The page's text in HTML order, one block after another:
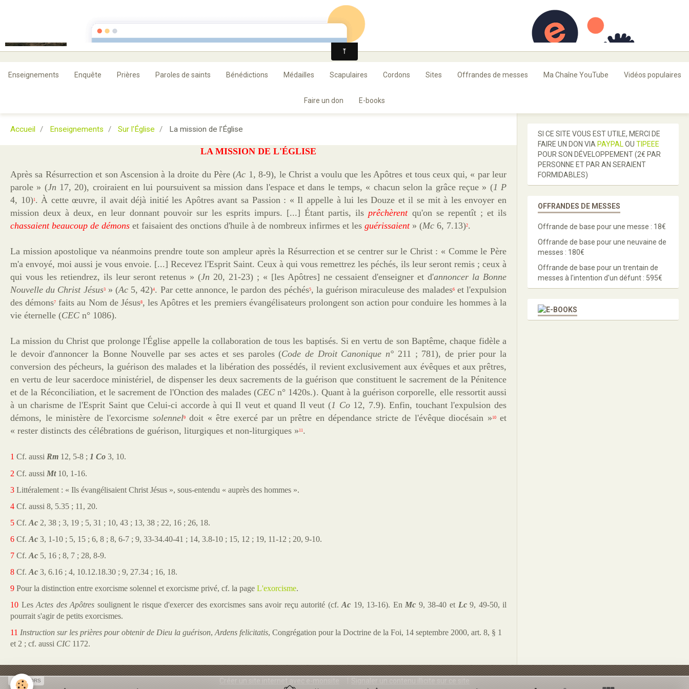
Guérison et Délivrance
rien n'est impossible à dieu
Enseignements Enquête Prières Paroles de saints Bénédictions Médailles Scapulaires Cordons Sites Offrandes de messes Ma Chaîne YouTube Vidéos populaires
Faire un don E-books
Accueil Enseignements Sur l'Église La mission de l'Église
LA MISSION DE L'ÉGLISE
Après sa Résurrection et son Ascension à la droite du Père (Ac 1, 8-9), le Christ a voulu que les Apôtres et tous ceux qui, « par leur
parole » (Jn 17, 20), croiraient en lui poursuivent sa mission dans l'espace et dans le temps, « chacun selon la grâce reçue » (1 P
4, 10)1. À cette œuvre, il avait déjà initié les Apôtres avant sa Passion : « Il appelle à lui les Douze et il se mit à les envoyer en
mission deux à deux, en leur donnant pouvoir sur les esprits impurs. [...] Étant partis, ilsprêchèrent qu'on se repentît ; et ils
chassaient beaucoup de démons et faisaient des onctions d'huile à de nombreux infirmes et les guérissaient » (Mc 6, 7.13)2.
La mission apostolique va néanmoins prendre toute son ampleur après la Résurrection et se centrer sur le Christ : « Comme le Père
m'a envoyé, moi aussi je vous envoie. [...] Recevez l'Esprit Saint. Ceux à qui vous remettrez les péchés, ils leur seront remis ; ceux à
qui vous les retiendrez, ils leur seront retenus » (Jn 20, 21-23) ; « [les Apôtres] ne cessaient d'enseigner et d'annoncer la Bonne
Nouvelle du Christ Jésus3» (Ac5, 42)4. Par cette annonce, le pardon des péchés5, la guérison miraculeuse des malades6et l'expulsion
des démons7 faits au Nom de Jésus8, les Apôtres et les premiers évangélisateurs prolongent son action pour conduire les hommes à la
vie éternelle (CEC n° 1086).
La mission du Christ que prolonge l'Église appelle la collaboration de tous les baptisés. Si en vertu de son Baptême, chaque fidèle a
le devoir d'annoncer la Bonne Nouvelle par ses actes et ses paroles (Code de Droit Canonique n° 211 ; 781), de prier pour la
conversion des pécheurs, la guérison des malades et la libération des possédés, il revient exclusivement aux évêques et aux prêtres,
en vertu de leur sacerdoce ministériel, de dispenser les deux sacrements de la guérison que constituent le sacrement de la Pénitence
et de la Réconciliation, et le sacrement de l'Onction des malades (CEC n° 1420s.). Quant à la guérison corporelle, elle ressortit aussi
à un charisme de l'Esprit Saint que Celui-ci accorde à qui Il veut et quand Il veut (1 Co12, 7.9). Enfin, touchant l'expulsion des
démons, le ministère de l'exorcisme solennel9doit « être exercé par un prêtre en dépendance stricte de l'évêque diocésain »10et
« rester distincts des célébrations de guérison, liturgiques et non-liturgiques »11.
1 Cf. aussi Rm 12, 5-8 ; 1 Co 3, 10.
2 Cf. aussi Mt 10, 1-16.
3 Littéralement : « Ils évangélisaient Christ Jésus », sous-entendu « auprès des hommes ».
4 Cf. aussi 8, 5.35 ; 11, 20.
5 Cf. Ac 2, 38 ; 3, 19 ; 5, 31 ; 10, 43 ; 13, 38 ; 22, 16 ; 26, 18.
6 Cf. Ac 3, 1-10 ; 5, 15 ; 6, 8 ; 8, 6-7 ; 9, 33-34.40-41 ; 14, 3.8-10 ; 15, 12 ; 19, 11-12 ; 20, 9-10.
7 Cf. Ac 5, 16 ; 8, 7 ; 28, 8-9.
8 Cf. Ac 3, 6.16 ; 4, 10.12.18.30 ; 9, 27.34 ; 16, 18.
9 Pour la distinction entre exorcisme solennel et exorcisme privé, cf. la page L'exorcisme.
10 LesActes des Apôtres soulignent le risque d'exercer des exorcismes sans avoir reçu autorité (cf.Ac 19, 13-16). En Mc 9, 38-40 et Lc 9, 49-50, il
pourrait s'agir de petits exorcismes.
11 Instruction sur les prières pour obtenir de Dieu la guérison, Ardens felicitatis, Congrégation pour la Doctrine de la Foi, 14 septembre 2000, art. 8, § 1
et 2 ; cf. aussi CIC 1172.
SI CE SITE VOUS EST UTILE, MERCI DE
FAIRE UN DON VIA PAYPAL OU TIPEEE
POUR SON DÉVELOPPEMENT (2€ PAR
PERSONNE ET PAR AN SERAIENT
FORMIDABLES)
OFFRANDES DE MESSES
Offrande de base pour une messe : 18€
Offrande de base pour une neuvaine de
messes : 180€
Offrande de base pour un trentain de
messes à l'intention d'un défunt : 595€
Créer un site internet avec e-monsite Signaler un contenu illicite sur ce site
SPONSORS